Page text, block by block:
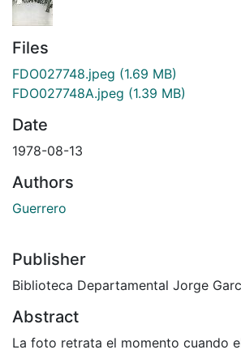
Files
FDO027748.jpeg (1.69 MB)
FDO027748A.jpeg (1.39 MB)
Date
1978-08-13
Authors
Guerrero
Publisher
Biblioteca Departamental Jorge
Abstract
La foto retrata el momento cuando